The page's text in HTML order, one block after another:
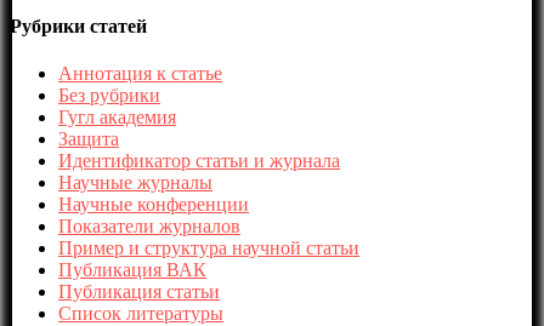
Рубрики статей
Аннотация к статье
Без рубрики
Гугл академия
Защита
Идентификатор статьи и журнала
Научные журналы
Научные конференции
Показатели журналов
Пример и структура научной статьи
Публикация ВАК
Публикация статьи
Список литературы